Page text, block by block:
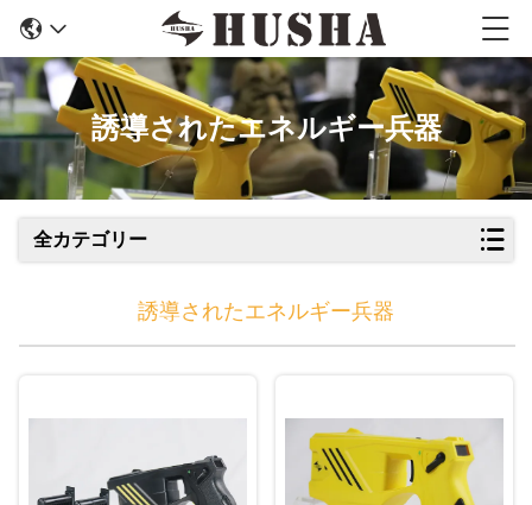
誘導されたエネルギー兵器
全カテゴリー
誘導されたエネルギー兵器